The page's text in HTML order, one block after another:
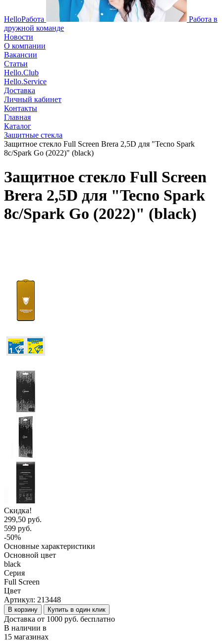
HelloРабота
Работа в
дружной команде
Новости
О компании
Вакансии
Статьи
Hello.Club
Hello.Service
Доставка
Личный кабинет
Контакты
Главная
Каталог
Защитные стекла
Защитное стекло Full Screen Brera 2,5D для "Tecno Spark
8c/Spark Go (2022)" (black)
Защитное стекло Full Screen
Brera 2,5D для "Tecno Spark
8c/Spark Go (2022)" (black)
Скидка!
299,50 руб.
599 руб.
-50%
Основные характеристики
Основной цвет
black
Серия
Full Screen
Цвет
Артикул: 213448
В корзину Купить в один клик
Доставка от 1000 руб. бесплатно
В наличии в
15 магазинах